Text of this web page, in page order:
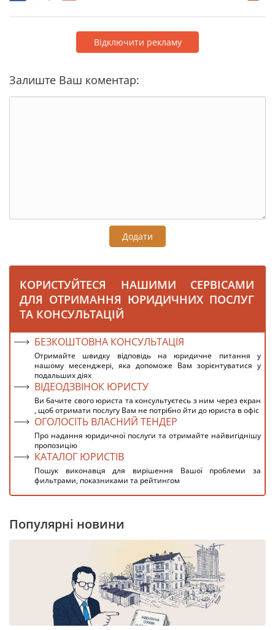
Відключити рекламу
Залиште Ваш коментар:
Додати
КОРИСТУЙТЕСЯ НАШИМИ СЕРВІСАМИ
ДЛЯ ОТРИМАННЯ ЮРИДИЧНИХ ПОСЛУГ
ТА КОНСУЛЬТАЦІЙ
БЕЗКОШТОВНА КОНСУЛЬТАЦІЯ
Отримайте швидку відповідь на юридичне питання у
нашому месенджері, яка допоможе Вам зорієнтуватися у
подальших діях
ВІДЕОДЗВІНОК ЮРИСТУ
Ви бачите свого юриста та консультуєтесь з ним через екран
, щоб отримати послугу Вам не потрібно йти до юриста в офіс
ОГОЛОСІТЬ ВЛАСНИЙ ТЕНДЕР
Про надання юридичної послуги та отримайте найвигіднішу
пропозицію
КАТАЛОГ ЮРИСТІВ
Пошук виконавця для вирішення Вашої проблеми за
фильтрами, показниками та рейтингом
Популярні новини